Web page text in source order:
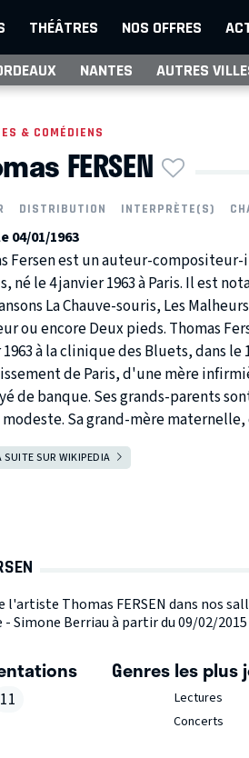
THÉÂTRES NOS OFFRES
NANTES AUTRES
& COMÉDIENS
FERSEN
DISTRIBUTION INTERPRÈTE(S)
04/01/1963
Fersen est un auteur-
né le 4 janvier 1963 à Paris. Il est
La Chauve-souris, Les
ou encore Deux pieds. Thomas
à la clinique des Bluets, dans le
de Paris, d'une mère
de banque. Ses grands-parents
Sa grand-mère maternelle,
SUITE SUR WIKIPEDIA
Thomas FERSEN dans nos
Simone Berriau à partir du 09/02/2015
11
Genres les plus
Lectures
Concerts